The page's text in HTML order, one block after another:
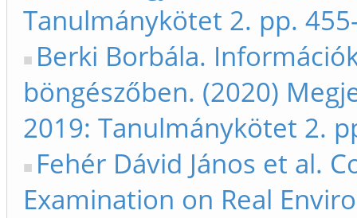
Tanulmánykötet 2. pp.
Berki Borbála.
böngészőben. (2020)
2019: Tanulmánykötet 2.
Fehér Dávid János et al.
Examination on Real